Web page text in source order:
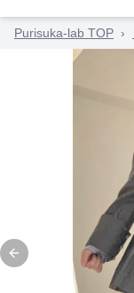
Purisuka-lab TOP ›
Previous slide